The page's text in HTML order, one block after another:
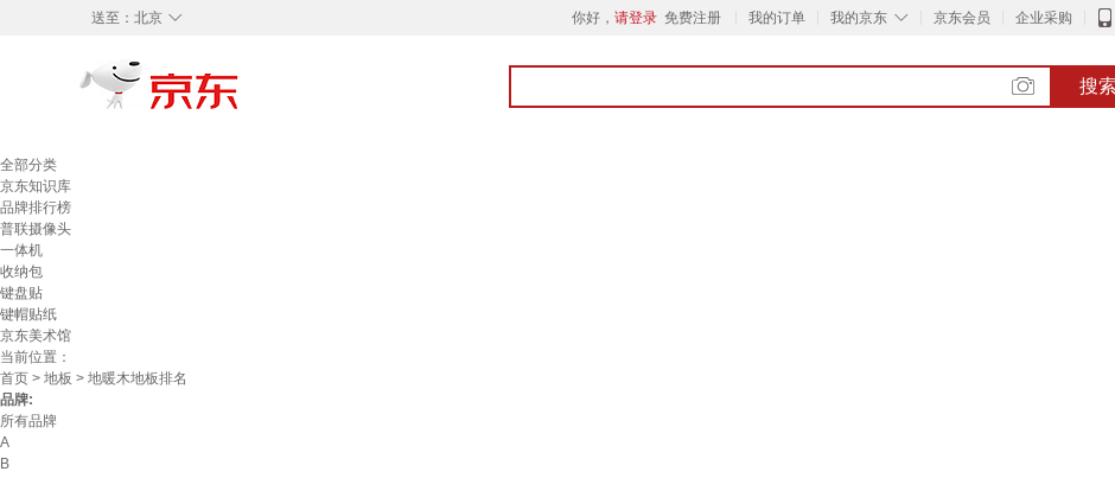
◇
送至： 北京 你好， 请登录 免费注册 我的订单 ◇
我的京东 京东会员 企业采购
搜索
全部分类
京东知识库
品牌排行榜
普联摄像头
一体机
收纳包
键盘贴
键帽贴纸
京东美术馆
当前位置：
首页 > 地板 > 地暖木地板排名
品牌:
所有品牌
A
B